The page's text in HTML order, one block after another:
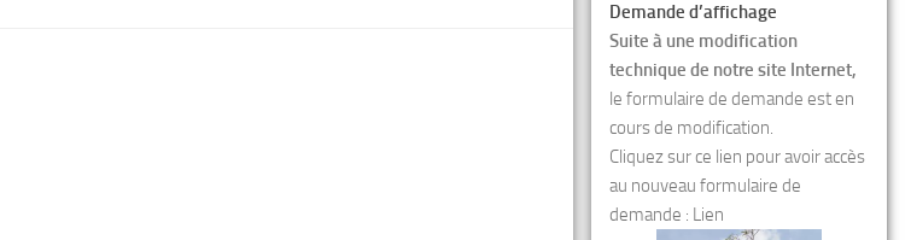
Demande d’affichage
Suite à une modification
technique de notre site Internet,
le formulaire de demande est en
cours de modification.
Cliquez sur ce lien pour avoir accès
au nouveau formulaire de
demande : Lien